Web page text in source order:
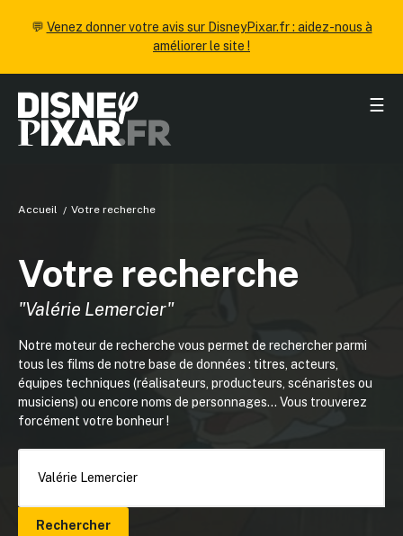
💬 Venez donner votre avis sur DisneyPixar.fr : aidez-nous à
améliorer le site !
☰
Accueil Votre recherche
Votre recherche
"Valérie Lemercier"
Notre moteur de recherche vous permet de rechercher parmi
tous les films de notre base de données : titres, acteurs,
équipes techniques (réalisateurs, producteurs, scénaristes ou
musiciens) ou encore noms de personnages... Vous trouverez
forcément votre bonheur !
Rechercher